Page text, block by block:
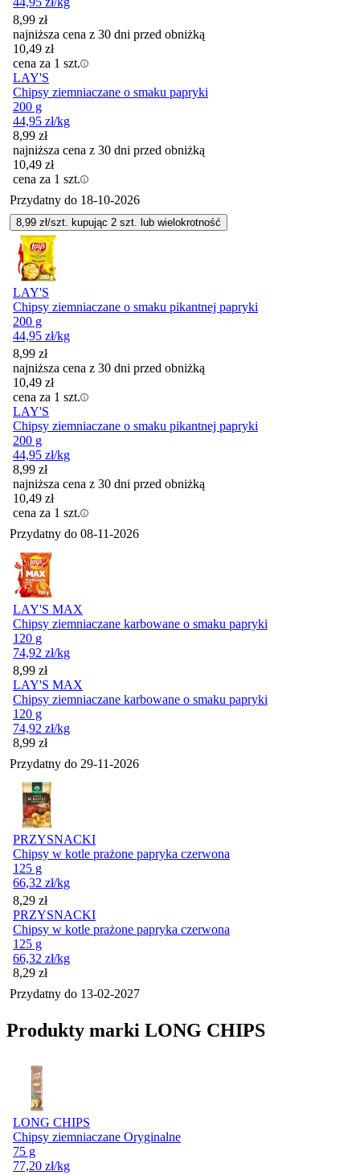
8,99 zł
najniższa cena z 30 dni przed obniżką
10,49 zł
cena za 1 szt.
LAY'S
Chipsy ziemniaczane o smaku papryki
200 g
44,95 zł/kg
8,99 zł
najniższa cena z 30 dni przed obniżką
10,49 zł
cena za 1 szt.
Przydatny do 18-10-2026
8,99 zł/szt. kupując 2 szt. lub wielokrotność
LAY'S
Chipsy ziemniaczane o smaku pikantnej papryki
200 g
44,95 zł/kg
8,99 zł
najniższa cena z 30 dni przed obniżką
10,49 zł
cena za 1 szt.
LAY'S
Chipsy ziemniaczane o smaku pikantnej papryki
200 g
44,95 zł/kg
8,99 zł
najniższa cena z 30 dni przed obniżką
10,49 zł
cena za 1 szt.
Przydatny do 08-11-2026
LAY'S MAX
Chipsy ziemniaczane karbowane o smaku papryki
120 g
74,92 zł/kg
Cena
8,99 zł
LAY'S MAX
Chipsy ziemniaczane karbowane o smaku papryki
120 g
74,92 zł/kg
Cena
8,99 zł
Przydatny do 29-11-2026
PRZYSNACKI
Chipsy w kotle prażone papryka czerwona
125 g
66,32 zł/kg
Cena
8,29 zł
PRZYSNACKI
Chipsy w kotle prażone papryka czerwona
125 g
66,32 zł/kg
Cena
8,29 zł
Przydatny do 13-02-2027
Produkty marki LONG CHIPS
LONG CHIPS
Chipsy ziemniaczane Oryginalne
75 g
77,20 zł/kg